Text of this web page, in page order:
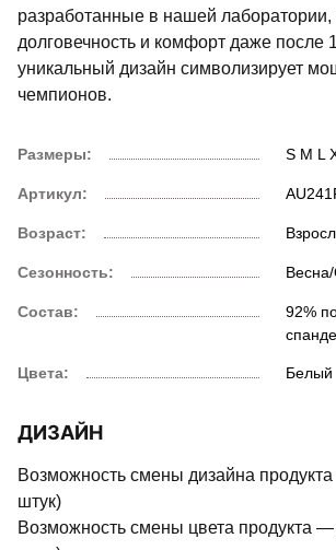
разработанные в нашей лаборатории,
долговечность и комфорт даже после
уникальный дизайн символизирует
чемпионов.
Размеры: SM L
Артикул:
Возраст:
Сезонность:
Состав:
92%
Цвета: Белый
ДИЗАЙН
Возможность смены дизайна
штук)
Возможность смены цвета продукта —